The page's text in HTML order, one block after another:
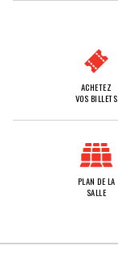
ACHETEZ
VOS BILLETS
PLAN DE LA
SALLE